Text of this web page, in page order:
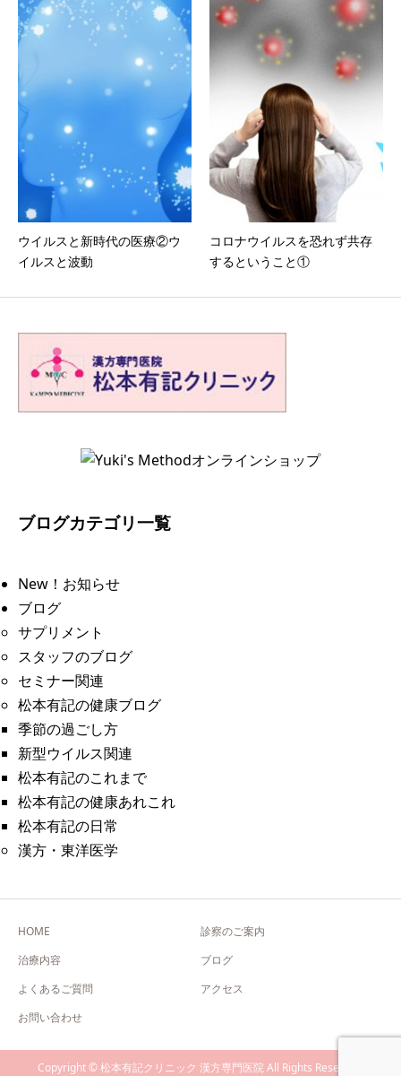
ウイルスと新時代の医療②ウ
イルスと波動
コロナウイルスを恐れず共存
するということ①
ブログカテゴリ一覧
New！お知らせ
ブログ
サプリメント
スタッフのブログ
セミナー関連
松本有記の健康ブログ
季節の過ごし方
新型ウイルス関連
松本有記のこれまで
松本有記の健康あれこれ
松本有記の日常
漢方・東洋医学
HOME
診察のご案内
治療内容
ブログ
よくあるご質問
アクセス
お問い合わせ
Copyright © 松本有記クリニック 漢方専門医院 All Rights Reserved.